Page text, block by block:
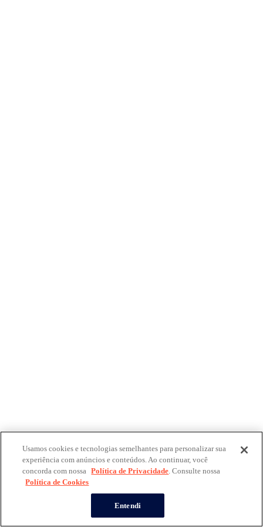
Usamos cookies e tecnologias semelhantes para personalizar sua
experiência com anúncios e conteúdos. Ao continuar, você
concorda com nossa Política de Privacidade. Consulte nossa
Política de Cookies
Entendi